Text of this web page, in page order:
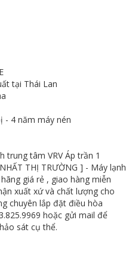
tại Thái Lan
- 4 năm máy nén
trung tâm VRV Áp trần 1
THỊ TRƯỜNG ] - Máy lạnh
giá rẻ , giao hàng miễn
xuất xứ và chất lượng cho
chuyên lắp đặt điều hòa
hoặc gửi mail để
sát cụ thể.